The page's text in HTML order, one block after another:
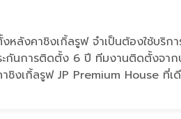
ลังคาชิงเกิ้ลรูฟ จำเป็นต้องใช้บริ
กันการติดตั้ง 6 ปี ทีมงานติดตั้งจ
งเกิ้ลรูฟ JP Premium House ที่เ